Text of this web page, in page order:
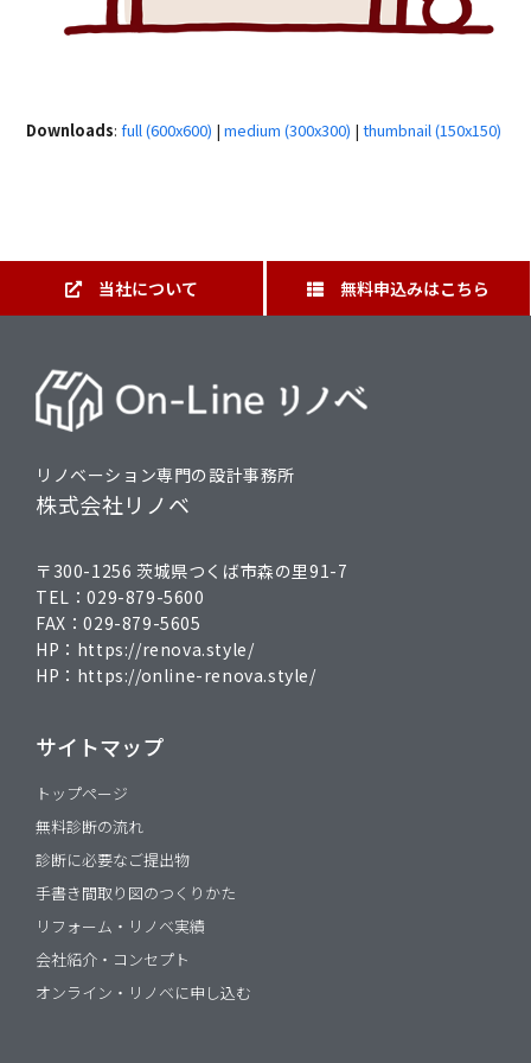
Downloads:full (600x600) |medium (300x300) |thumbnail (150x150)
当社について 無料申込みはこちら
リノベーション専門の設計事務所
株式会社リノベ
〒300-1256 茨城県つくば市森の里91-7
TEL：029-879-5600
FAX：029-879-5605
HP： https://renova.style/
HP： https://online-renova.style/
サイトマップ
トップページ
無料診断の流れ
診断に必要なご提出物
手書き間取り図のつくりかた
リフォーム・リノベ実績
会社紹介・コンセプト
オンライン・リノベに申し込む